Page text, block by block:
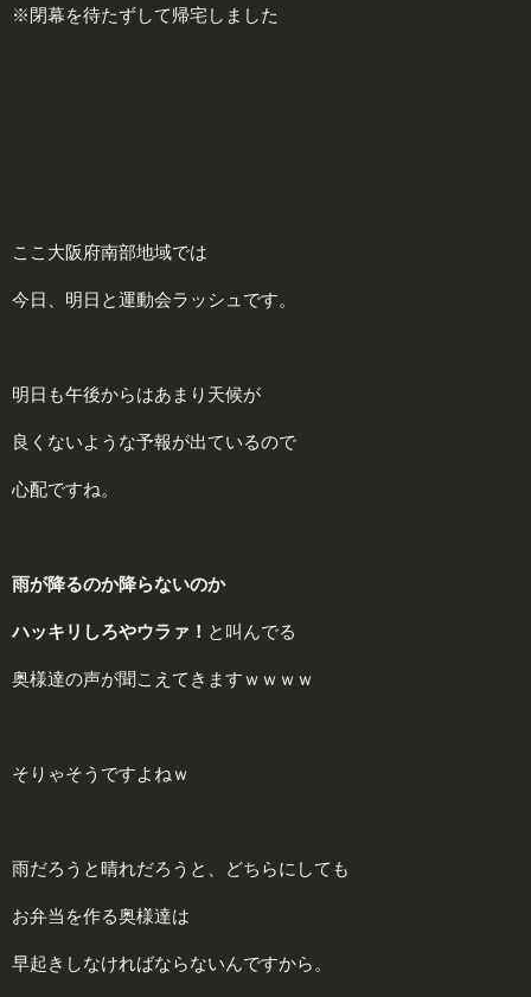
※閉幕を待たずして帰宅しました
ここ大阪府南部地域では
今日、明日と運動会ラッシュです。
明日も午後からはあまり天候が
良くないような予報が出ているので
心配ですね。
雨が降るのか降らないのか
ハッキリしろやウラァ！ と叫んでる
奥様達の声が聞こえてきますｗｗｗｗ
そりゃそうですよねｗ
雨だろうと晴れだろうと、どちらにしても
お弁当を作る奥様達は
早起きしなければならないんですから。